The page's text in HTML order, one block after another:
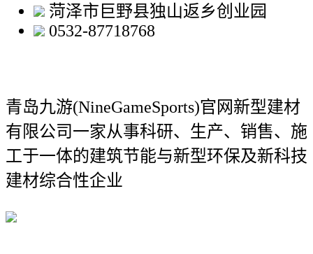
菏泽市巨野县独山返乡创业园
0532-87718768
青岛九游(NineGameSports)官网新型建材
有限公司一家从事科研、生产、销售、施
工于一体的建筑节能与新型环保及新科技
建材综合性企业